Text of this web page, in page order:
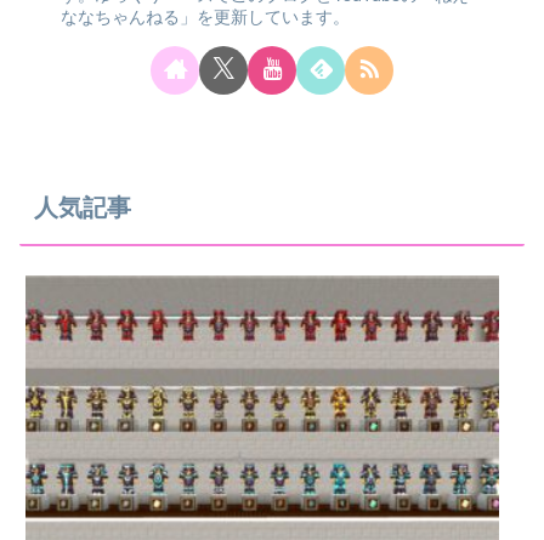
ななちゃんねる」を更新しています。
人気記事